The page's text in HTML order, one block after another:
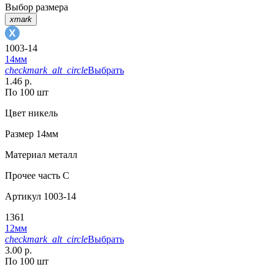
Выбор размера
xmark
1003-14
14мм
checkmark_alt_circleВыбрать
1.46 р.
По 100 шт
Цвет никель
Размер 14мм
Материал металл
Прочее часть С
Артикул 1003-14
1361
12мм
checkmark_alt_circleВыбрать
3.00 р.
По 100 шт